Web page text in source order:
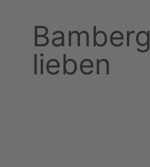
Bamberg
lieben